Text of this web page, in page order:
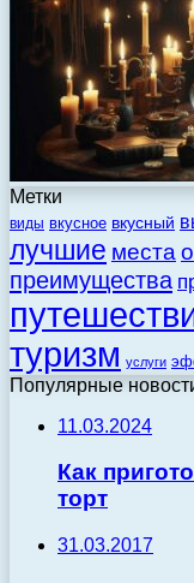
Метки
виды вкусное вкусный
лучшие места
преимущества
туризм услуги
Популярные
11.03.2024
Как
торт
31.03.2017